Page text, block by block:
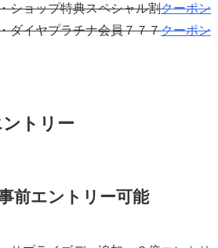
ショップ特典スペシャル割クーポン
ダイヤプラチナ会員７７７クーポン
トリー
前エントリー可能